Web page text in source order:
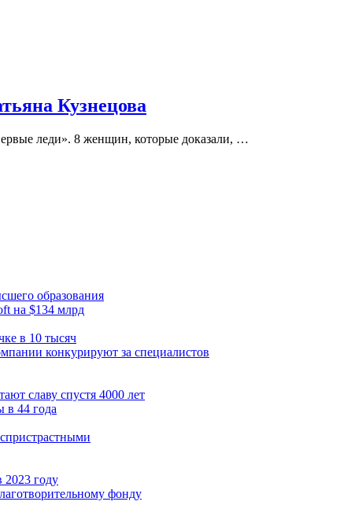
Кузнецова
леди». 8 женщин, которые доказали, …
образования
на $134 млрд
в 10 тысяч
конкурируют за специалистов
славу спустя 4000 лет
в 44 года
году
фонду